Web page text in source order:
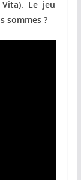
Le jeu
sommes ?